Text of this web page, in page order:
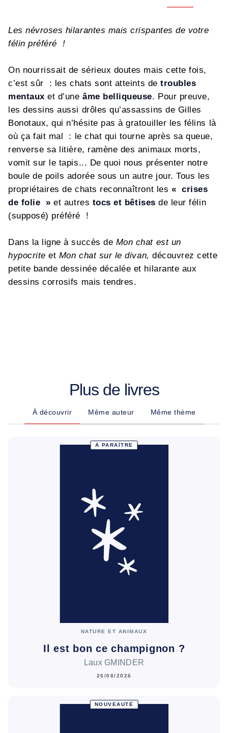
Les névroses hilarantes mais crispantes de votre
félin préféré !
On nourrissait de sérieux doutes mais cette fois,
c’est sûr : les chats sont atteints detroubles
mentaux et d’uneâme belliqueuse. Pour preuve,
les dessins aussi drôles qu’assassins de Gilles
Bonotaux, qui n’hésite pas à gratouiller les félins là
où ça fait mal : le chat qui tourne après sa queue,
renverse sa litière, ramène des animaux morts,
vomit sur le tapis... De quoi nous présenter notre
boule de poils adorée sous un autre jour. Tous les
propriétaires de chats reconnaîtront les « crises
de folie »et autres tocs et bêtisesde leur félin
(supposé) préféré !
Dans la ligne à succès de Mon chat est un
hypocrite et Mon chat sur le divan,découvrez cette
petite bande dessinée décalée et hilarante aux
dessins corrosifs mais tendres.
Plus de livres
À découvrir Même auteur Même thème
À PARAÎTRE
NATURE ET ANIMAUX
Il est bon ce champignon ?
Laux GMINDER
26/08/2026
NOUVEAUTÉ